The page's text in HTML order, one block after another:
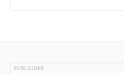
PUBLICIDAD